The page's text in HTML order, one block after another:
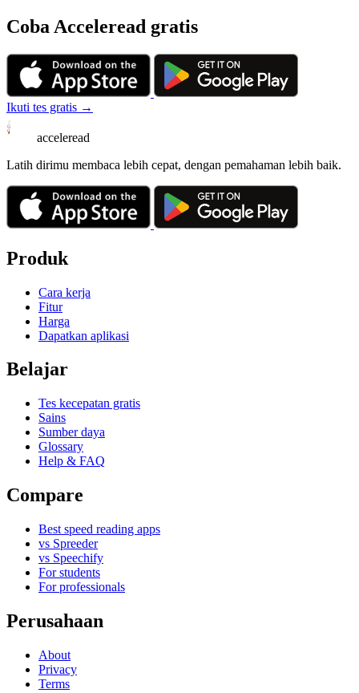
Coba Acceleread gratis
Ikuti tes gratis →
acceleread
Latih dirimu membaca lebih cepat, dengan pemahaman lebih baik.
Produk
Cara kerja
Fitur
Harga
Dapatkan aplikasi
Belajar
Tes kecepatan gratis
Sains
Sumber daya
Glossary
Help & FAQ
Compare
Best speed reading apps
vs Spreeder
vs Speechify
For students
For professionals
Perusahaan
About
Privacy
Terms